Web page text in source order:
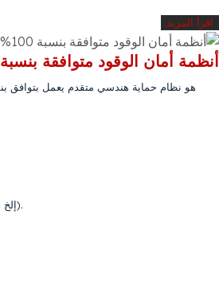
اقرأ المزيد
أنظمة أمان الوقود متوافقة بنسبة 100% لكل مركبة: Fuel Guard
تأمين الخزانات للوحدات القاطرة والشاحنات (Renault، DAF، Ford Trucks، Iveco، Scania، Volvo، Mercedes، MAN، إلخ).